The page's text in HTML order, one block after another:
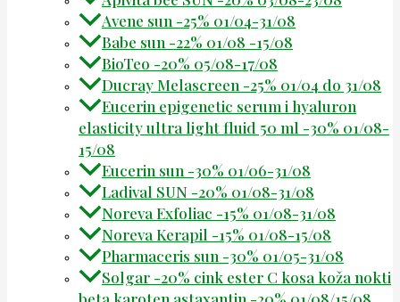
Avene sun -25% 01/04-31/08
Babe sun -22% 01/08 -15/08
BioTeo -20% 05/08-17/08
Ducray Melascreen -25% 01/04 do 31/08
Eucerin epigenetic serum i hyaluron
elasticity ultra light fluid 50 ml -30% 01/08-
15/08
Eucerin sun -30% 01/06-31/08
Ladival SUN -20% 01/08-31/08
Noreva Exfoliac -15% 01/08-31/08
Noreva Kerapil -15% 01/08-15/08
Pharmaceris sun -30% 01/05-31/08
Solgar -20% cink ester C kosa koža nokti